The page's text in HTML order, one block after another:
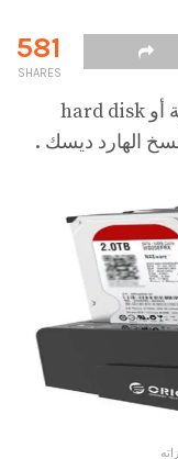
581
SHARES
هذا الجهاز يُسمى ناسخ الأقراص الصلبة أو hard disk